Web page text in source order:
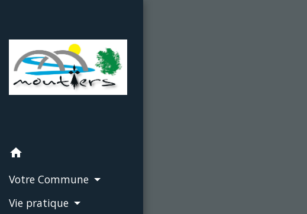
home
Votre Commune
Vie pratique